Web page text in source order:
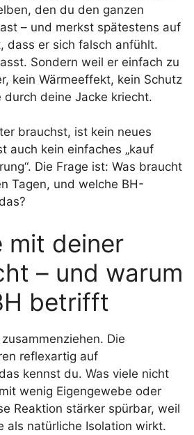
den du den ganzen
– und merkst spätestens auf
dass er sich falsch anfühlt.
Sondern weil er einfach zu
kein Wärmeeffekt, kein Schutz
durch deine Jacke kriecht.
brauchst, ist kein neues
auch kein einfaches „kauf
Die Frage ist: Was braucht
Tagen, und welche BH-
mit deiner
– und warum
betrifft
Die
reflexartig auf
kennst du. Was viele nicht
wenig Eigengewebe oder
Reaktion stärker spürbar, weil
als natürliche Isolation wirkt.